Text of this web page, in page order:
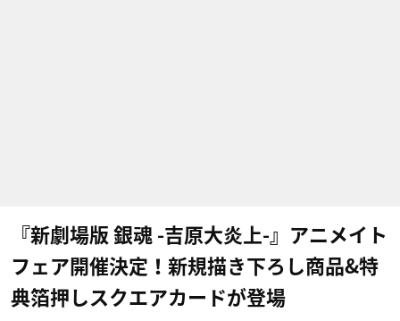
『新劇場版 銀魂 -吉原大炎上-』アニメイト
フェア開催決定！新規描き下ろし商品&特
典箔押しスクエアカードが登場